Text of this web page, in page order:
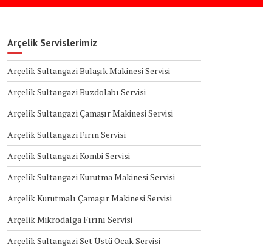
Arçelik Servislerimiz
Arçelik Sultangazi Bulaşık Makinesi Servisi
Arçelik Sultangazi Buzdolabı Servisi
Arçelik Sultangazi Çamaşır Makinesi Servisi
Arçelik Sultangazi Fırın Servisi
Arçelik Sultangazi Kombi Servisi
Arçelik Sultangazi Kurutma Makinesi Servisi
Arçelik Kurutmalı Çamaşır Makinesi Servisi
Arçelik Mikrodalga Fırını Servisi
Arçelik Sultangazi Set Üstü Ocak Servisi